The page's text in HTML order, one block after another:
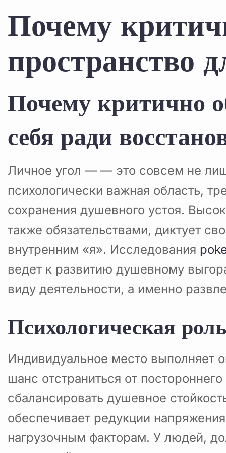
Почему
пространство
Почему критично
себя ради
Личное угол — — это совсем не
психологически важная область,
сохранения душевного устоя.
также обязательствами, диктует
внутренним «я». Исследования
ведет к развитию душевному
виду деятельности, а именно
Психологическая
Индивидуальное место выполняет
шанс отстраниться от
сбалансировать душевное
обеспечивает редукции
нагрузочным факторам. У людей,